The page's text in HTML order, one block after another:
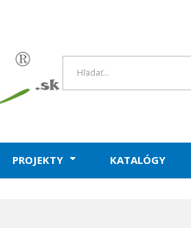
PROJEKTY KATALÓGY